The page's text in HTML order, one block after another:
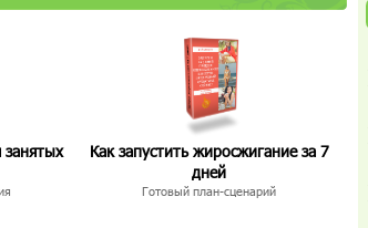
занятых
Как запустить жиросжигание за 7
дней
Готовый план-сценарий